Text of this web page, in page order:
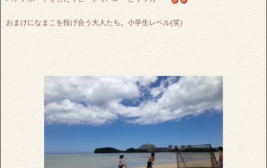
おまけになまこを投げ合う大人たち。小学生レベル(笑)